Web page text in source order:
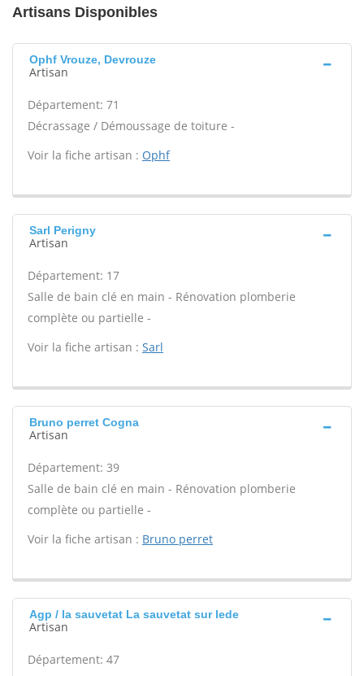
Artisans Disponibles
Ophf Vrouze, Devrouze
Artisan
Département: 71
Décrassage / Démoussage de toiture -
Voir la fiche artisan : Ophf
Sarl Perigny
Artisan
Département: 17
Salle de bain clé en main - Rénovation plomberie
complète ou partielle -
Voir la fiche artisan : Sarl
Bruno perret Cogna
Artisan
Département: 39
Salle de bain clé en main - Rénovation plomberie
complète ou partielle -
Voir la fiche artisan : Bruno perret
Agp / la sauvetat La sauvetat sur lede
Artisan
Département: 47